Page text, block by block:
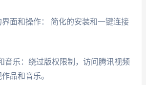
界面和操作： 简化的安装和一键连接
音乐：绕过版权限制，访问腾讯视频
品和音乐。